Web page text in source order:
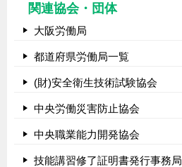
関連協会・団体
大阪労働局
都道府県労働局一覧
(財)安全衛生技術試験協会
中央労働災害防止協会
中央職業能力開発協会
技能講習修了証明書発行事務局